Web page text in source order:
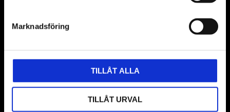
Marknadsföring
TILLÅT ALLA
TILLÅT URVAL
gärna om vad som helst då vi gör vårt yttersta för att hjälpa